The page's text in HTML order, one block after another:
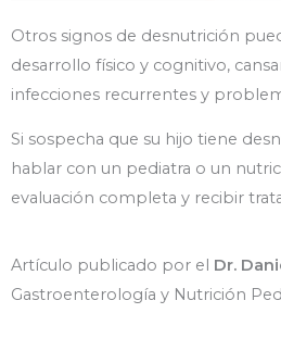
Otros signos de desnutrición
desarrollo físico y cognitivo,
infecciones recurrentes y
Si sospecha que su hijo tiene
hablar con un pediatra o un
evaluación completa y recibir
Artículo publicado por el Dr.
Gastroenterología y Nutrición